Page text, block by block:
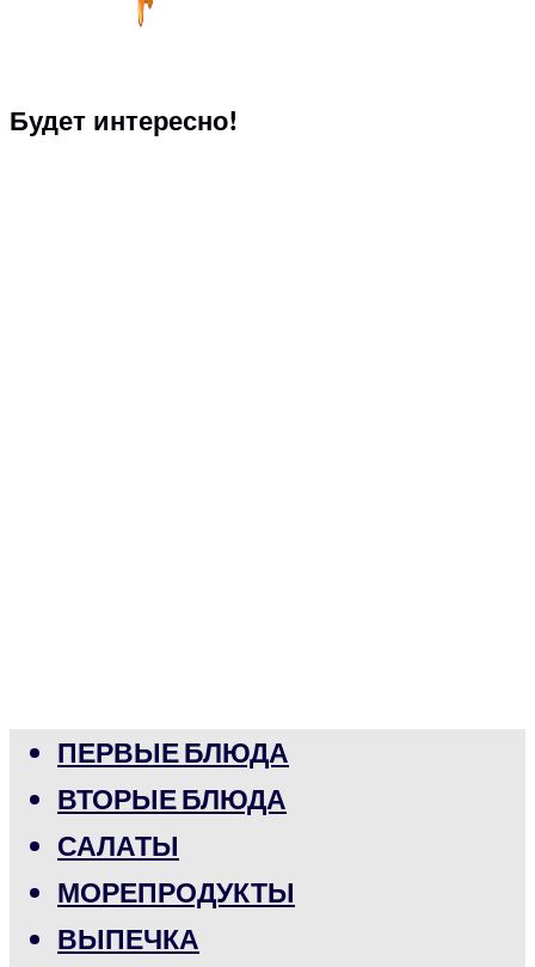
Будет интересно!
ПЕРВЫЕ БЛЮДА
ВТОРЫЕ БЛЮДА
САЛАТЫ
МОРЕПРОДУКТЫ
ВЫПЕЧКА